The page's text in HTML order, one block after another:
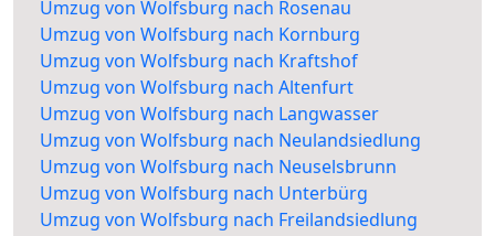
Umzug von Wolfsburg nach Rosenau
Umzug von Wolfsburg nach Kornburg
Umzug von Wolfsburg nach Kraftshof
Umzug von Wolfsburg nach Altenfurt
Umzug von Wolfsburg nach Langwasser
Umzug von Wolfsburg nach Neulandsiedlung
Umzug von Wolfsburg nach Neuselsbrunn
Umzug von Wolfsburg nach Unterbürg
Umzug von Wolfsburg nach Freilandsiedlung